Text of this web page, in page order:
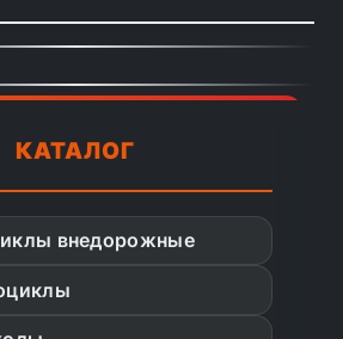
КАТАЛОГ
внедорожные